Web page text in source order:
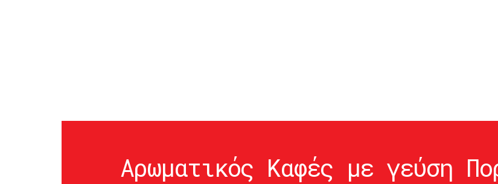
Αρωματικός Καφές με γεύση